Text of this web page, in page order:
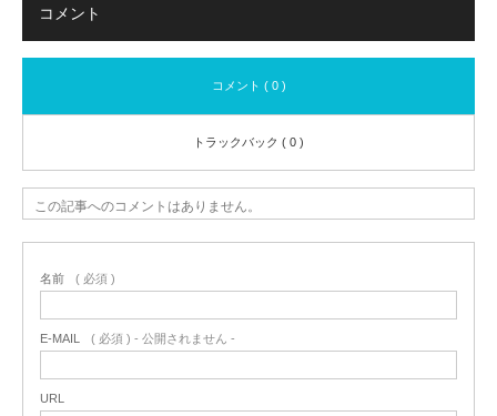
コメント
コメント ( 0 )
トラックバック ( 0 )
この記事へのコメントはありません。
名前 ( 必須 )
E-MAIL ( 必須 ) - 公開されません -
URL